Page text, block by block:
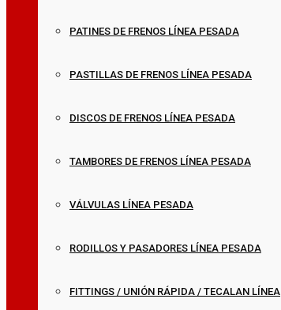
PATINES DE FRENOS LÍNEA PESADA
PASTILLAS DE FRENOS LÍNEA PESADA
DISCOS DE FRENOS LÍNEA PESADA
TAMBORES DE FRENOS LÍNEA PESADA
VÁLVULAS LÍNEA PESADA
RODILLOS Y PASADORES LÍNEA PESADA
FITTINGS / UNIÓN RÁPIDA / TECALAN LÍNEA